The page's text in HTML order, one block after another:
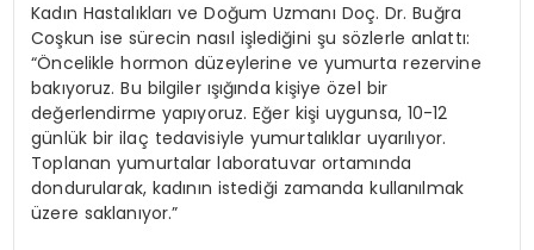
Kadın Hastalıkları ve Doğum Uzmanı Doç. Dr. Buğra
Coşkun ise sürecin nasıl işlediğini şu sözlerle anlattı:
“Öncelikle hormon düzeylerine ve yumurta rezervine
bakıyoruz. Bu bilgiler ışığında kişiye özel bir
değerlendirme yapıyoruz. Eğer kişi uygunsa, 10-12
günlük bir ilaç tedavisiyle yumurtalıklar uyarılıyor.
Toplanan yumurtalar laboratuvar ortamında
dondurularak, kadının istediği zamanda kullanılmak
üzere saklanıyor.”